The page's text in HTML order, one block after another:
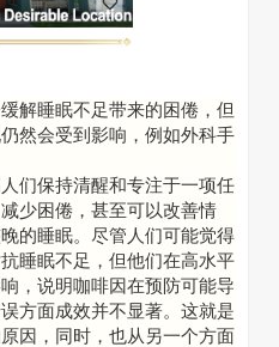
解睡眠不足带来的困倦，但
然会受到影响，例如外科手
们保持清醒和专注于一项任
少困倦，甚至可以改善情
的睡眠。尽管人们可能觉得
睡眠不足，但他们在高水平
，说明咖啡因在预防可能导
方面成效并不显著。这就是
因，同时，也从另一个方面